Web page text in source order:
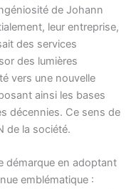
de Johann
leur entreprise,
des services
des lumières
vers une nouvelle
ainsi les bases
décennies. Ce sens de
de la société.
démarque en adoptant
emblématique :